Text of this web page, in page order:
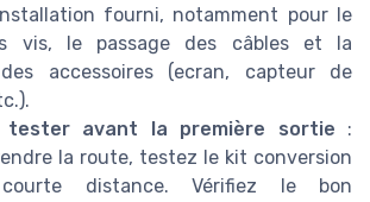
fourni, notamment pour le
vis, le passage des câbles et la
accessoires (ecran, capteur de
tester avant la première sortie :
la route, testez le kit conversion
distance. Vérifiez le bon